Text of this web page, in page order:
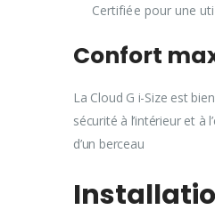
Certifiée pour une
Confort
La Cloud G i-Size est
sécurité à l’intérieur et
d’un berceau